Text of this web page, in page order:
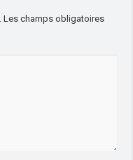
Les champs obligatoires